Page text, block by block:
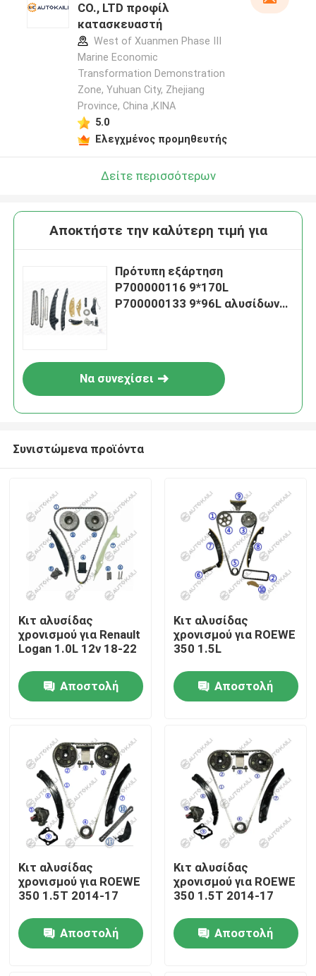
Σπίτι
Βίντεο
Σχετικά με εμάς
Επισκεψή εργοστασίου
Έλεγχος ποιότητας
Επικοινωνήστε μαζί μας
Ειδήσεις
Ζητήστε μια προσφορά
CO., LTD προφίλ
κατασκευαστή
West of Xuanmen Phase III
Marine Economic
Transformation Demonstration
Zone, Yuhuan City, Zhejiang
Province, China ,ΚΙΝΑ
5.0
Ελεγχμένος προμηθευτής
Δείτε περισσότερων
Αποκτήστε την καλύτερη τιμή για
Πρότυπη εξάρτηση
P700000116 9*170L
P700000133 9*96L αλυσίδων
Να συνεχίσει
Συνιστώμενα προϊόντα
Κιτ αλυσίδας
χρονισμού για Renault
Logan 1.0L 12v 18-22
Αποστολή
Κιτ αλυσίδας
χρονισμού για ROEWE
350 1.5L
Αποστολή
Κιτ αλυσίδας
χρονισμού για ROEWE
350 1.5T 2014-17
Αποστολή
Κιτ αλυσίδας
χρονισμού για ROEWE
350 1.5T 2014-17
Αποστολή